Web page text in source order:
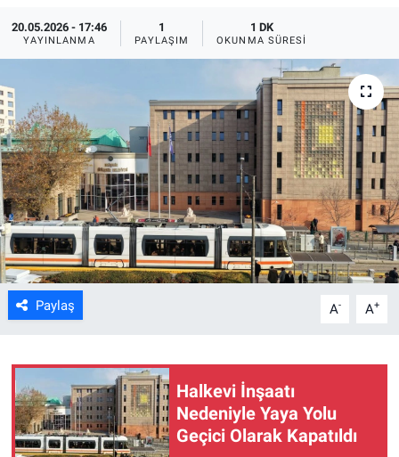
20.05.2026 - 17:46
YAYINLANMA
1
PAYLAŞIM
1 DK
OKUNMA SÜRESI
Paylaş A- A+
Halkevi İnşaatı
Nedeniyle Yaya Yolu
Geçici Olarak Kapatıldı